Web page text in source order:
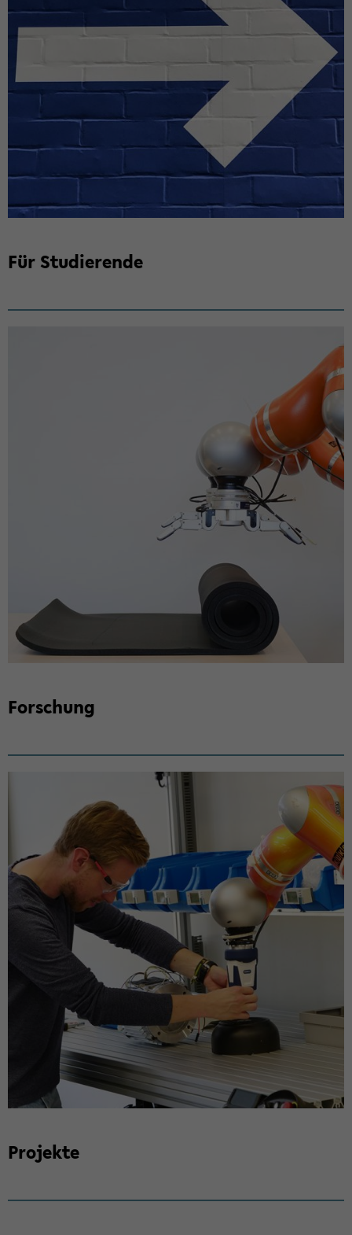
Für Stu­die­ren­de
For­schung
Pro­jek­te